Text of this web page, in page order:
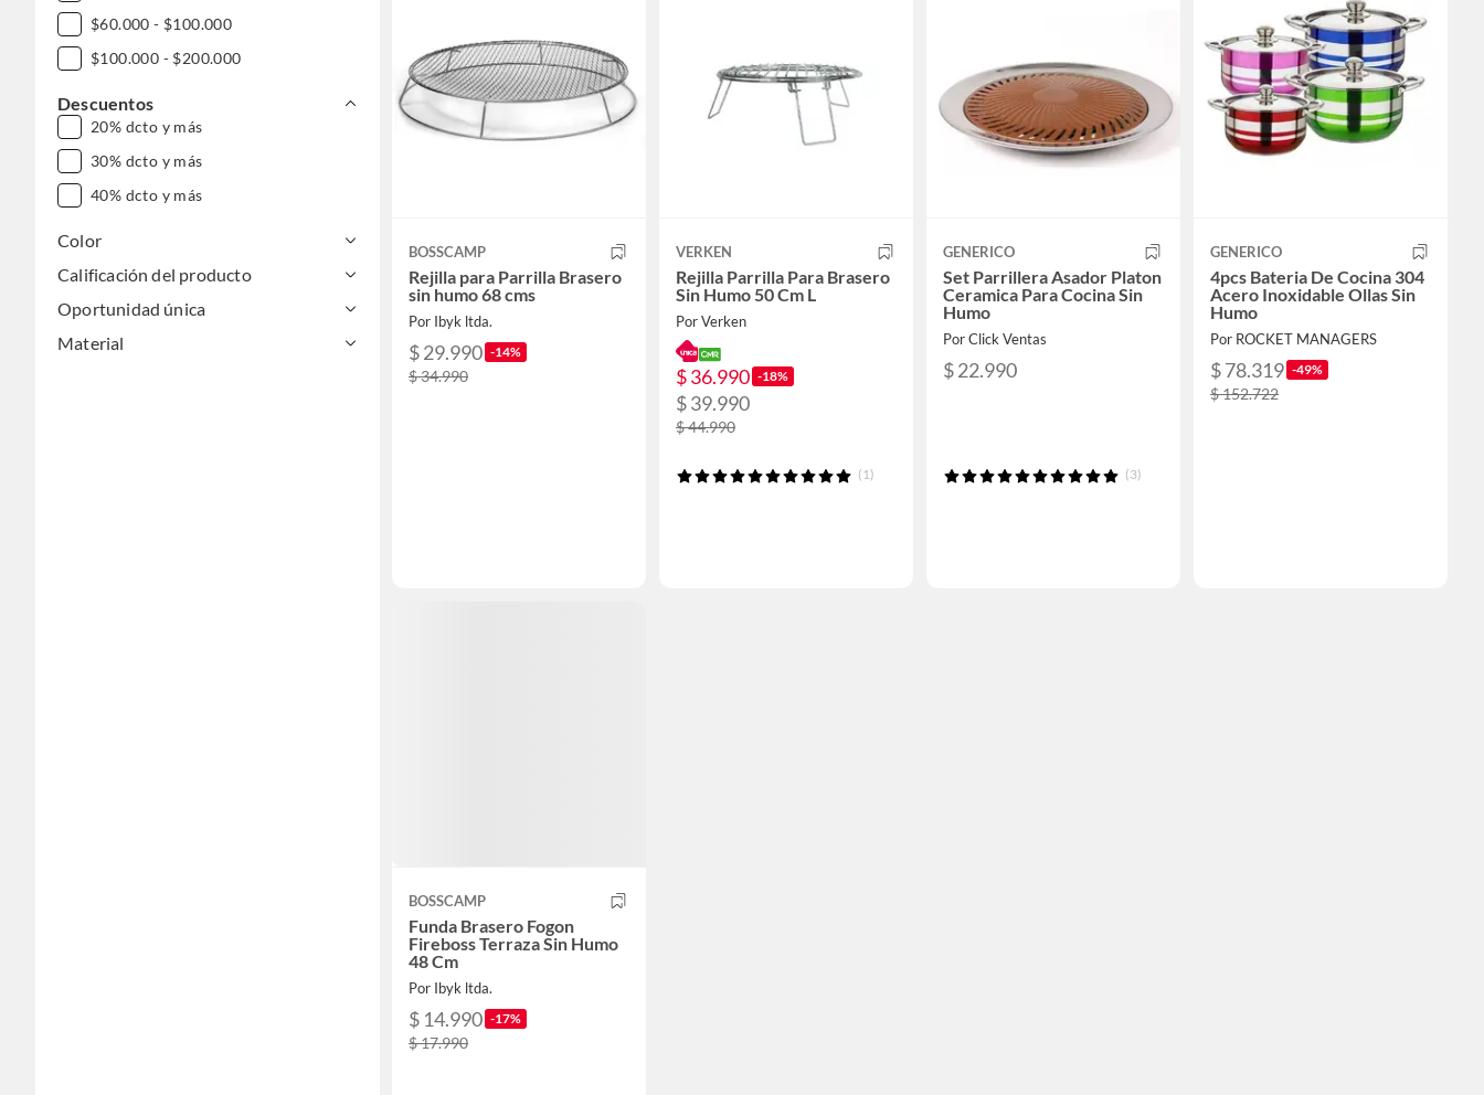
$60.000 - $100.000
$100.000 - $200.000
Descuentos
20% dcto y más
30% dcto y más
40% dcto y más
Color
Calificación del producto
Oportunidad única
Material
BOSSCAMP
Rejilla para Parrilla Brasero
sin humo 68 cms
Por Ibyk ltda.
$ 29.990 -14%
$ 34.990
VERKEN
Rejilla Parrilla Para Brasero
Sin Humo 50 Cm L
Por Verken
$ 36.990 -18%
$ 39.990
$ 44.990
(1)
GENERICO
Set Parrillera Asador Platon
Ceramica Para Cocina Sin
Humo
Por Click Ventas
$ 22.990
(3)
GENERICO
4pcs Bateria De Cocina 304
Acero Inoxidable Ollas Sin
Humo
Por ROCKET MANAGERS
$ 78.319 -49%
$ 152.722
BOSSCAMP
Funda Brasero Fogon
Fireboss Terraza Sin Humo
48 Cm
Por Ibyk ltda.
$ 14.990 -17%
$ 17.990